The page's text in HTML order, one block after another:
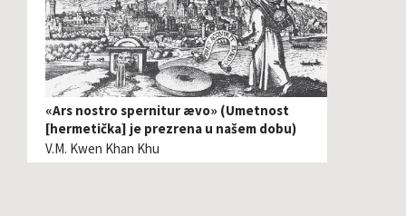
«Ars nostro spernitur ævo» (Umetnost
[hermetička] je prezrena u našem dobu)
V.M. Kwen Khan Khu